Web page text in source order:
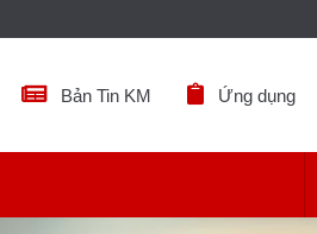
Bản Tin KM Ứng dụng